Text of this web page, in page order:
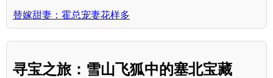
替嫁甜妻：霍总宠妻花样多
寻宝之旅：雪山飞狐中的塞北宝藏